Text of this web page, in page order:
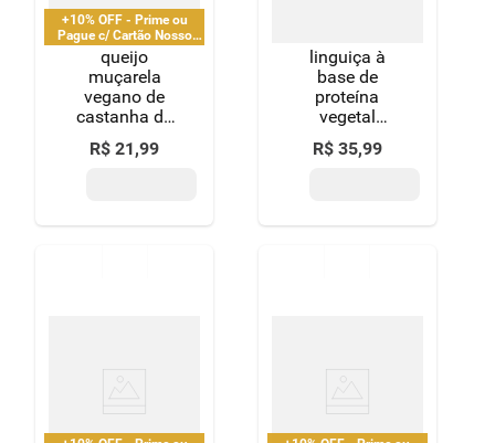
+10% OFF - Prime ou
Pague c/ Cartão Nosso
Pay
queijo
muçarela
vegano de
castanha de
caju fatiado
vida veg 150g
R$ 21,99
linguiça à
base de
proteína
vegetal
congelada
pernil fazenda
R$ 35,99